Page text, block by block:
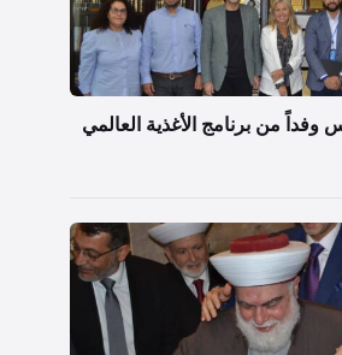
وفداً من برنامج الأغذية العالمي